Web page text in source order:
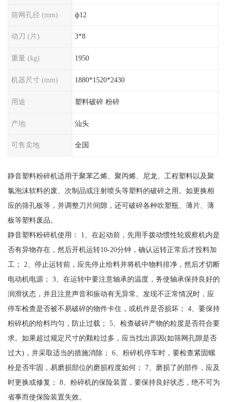
筛网孔径 (mm) ф12
动刀 (片) 3*8
重量 (kg) 1950
机器尺寸 (mm) 1880*1520*2430
用途 塑料破碎 粉碎
产地 汕头
可售卖地 全国
静音塑料粉碎机适用于聚苯乙烯、聚丙烯、尼龙、工程塑料以及聚
氯泡沫软料的废、次制品或注射喷头等塑料的破碎之用。如更换相
应的筛孔板等，并调整刀片间隙，还可破碎各种吹塑瓶、薄片、薄
板等塑料废品。
静音塑料粉碎机使用： 1、在起动前，先用手拨动惯性轮观察机内是
否有异物存在，然后开机运转10-20分钟，确认运转正常后才投料加
工； 2、停止运转前，应先停止给料并将机中物料排净，然后才切断
电动机电源； 3、在运转中要注意轴承的温度，务使轴承保持良好的
润滑状态，并且注意声音和振动有无异常。发现不正常情况时，应
停车检查是否被不易破碎的物件卡住，或机件是否损坏； 4、要保持
粉碎机的给料均匀，防止过载； 5、检查破碎产物的粒度是否符合要
求。如果超过规定尺寸的颗粒过多，应当找出原因(如筛网孔隙是否
过大)，并采取适当的措施消除； 6、粉碎机停车时，要检查紧固螺
栓是否牢固，易磨损部位的磨损程度如何； 7、磨损了的部件，应及
时更换或修复； 8、粉碎机的保险装置，要保持良好状态，绝不可为
省事而使保险装置失效。